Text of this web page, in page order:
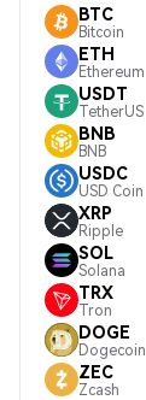
BTC
Bitcoin
ETH
Ethereum
USDT
TetherUS
BNB
BNB
USDC
USD Coin
XRP
Ripple
SOL
Solana
TRX
Tron
DOGE
Dogecoin
ZEC
Zcash